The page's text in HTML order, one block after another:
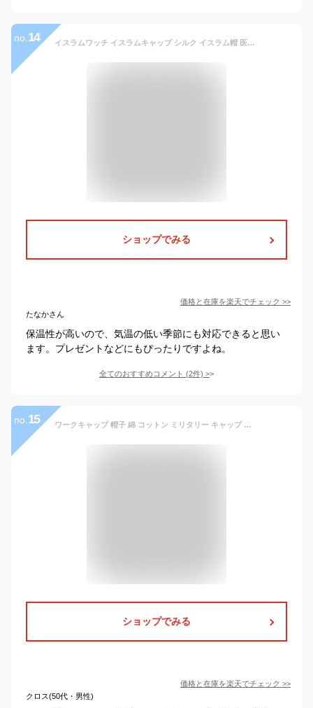
no. 14 イスラムワッチ イスラムキャップ シルク イスラム帽 医療用帽子 ニット帽 秋冬 帽子 メンズ インナーキャップ 春夏 夏用 冬用 ニット帽 メンズ
ショップでみる
価格と在庫を楽天でチェック >>
たなかさん
保温性が高いので、気温の低い季節にも対応できると思い
ます。プレゼントなどにもぴったりですよね。
全てのおすすめコメント (2件) >
no. 15 ワークキャップ 帽子 綿 コットン ミリタリー キャップ シンプル 日焼け防止 紫外線対策 秋 夏 メンズ レディス ユニセックス 男女兼用
ショップでみる
価格と在庫を楽天でチェック >>
クロス(50代・男性)